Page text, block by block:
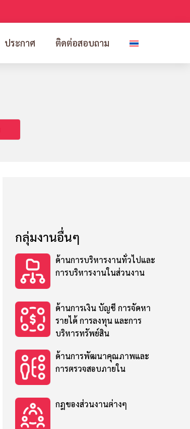
ประกาศ ติดต่อสอบถาม
กลุ่มงานอื่นๆ
ด้านการบริหารงานทั่วไปและ
การบริหารงานในส่วนงาน
ด้านการเงิน บัญชี การจัดหา
รายได้ การลงทุน และการ
บริหารทรัพย์สิน
ด้านการพัฒนาคุณภาพและ
การตรวจสอบภายใน
กฎของส่วนงานต่างๆ